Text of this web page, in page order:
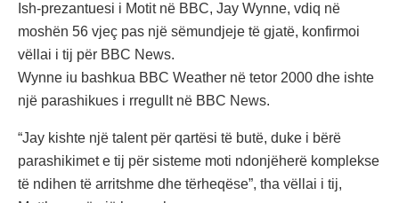
Ish-prezantuesi i Motit në BBC, Jay Wynne, vdiq në
moshën 56 vjeç pas një sëmundjeje të gjatë, konfirmoi
vëllai i tij për BBC News.
Wynne iu bashkua BBC Weather në tetor 2000 dhe ishte
një parashikues i rregullt në BBC News.
“Jay kishte një talent për qartësi të butë, duke i bërë
parashikimet e tij për sisteme moti ndonjëherë komplekse
të ndihen të arritshme dhe tërheqëse”, tha vëllai i tij,